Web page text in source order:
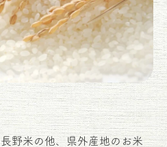
野米の他、県外産地のお米